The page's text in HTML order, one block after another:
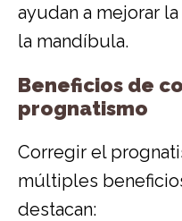
ayudan a mejorar
la mandíbula.
Beneficios de
prognatismo
Corregir el
múltiples
destacan: